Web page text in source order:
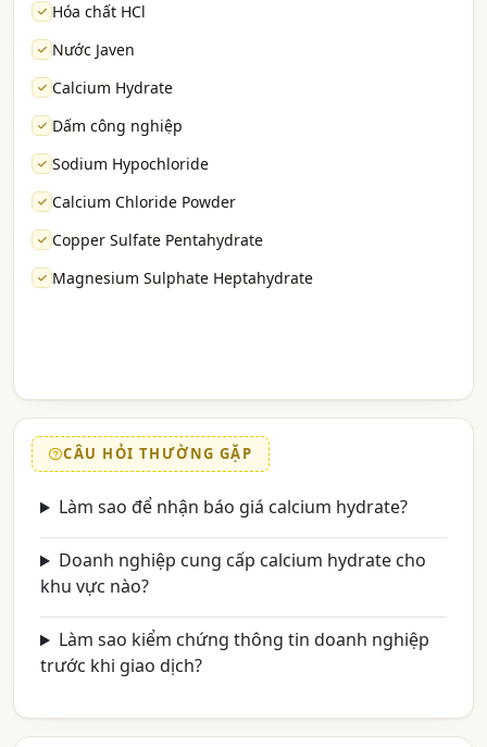
Hóa chất HCl
Nước Javen
Calcium Hydrate
Dấm công nghiệp
Sodium Hypochloride
Calcium Chloride Powder
Copper Sulfate Pentahydrate
Magnesium Sulphate Heptahydrate
CÂU HỎI THƯỜNG GẶP
Làm sao để nhận báo giá calcium hydrate?
Doanh nghiệp cung cấp calcium hydrate cho
khu vực nào?
Làm sao kiểm chứng thông tin doanh nghiệp
trước khi giao dịch?